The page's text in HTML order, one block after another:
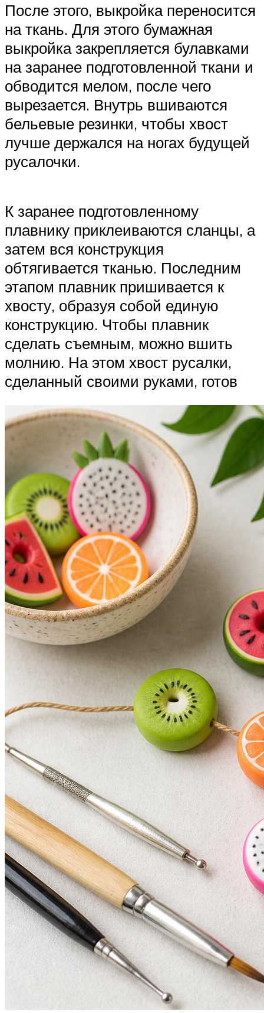
После этого, выкройка переносится
на ткань. Для этого бумажная
выкройка закрепляется булавками
на заранее подготовленной ткани и
обводится мелом, после чего
вырезается. Внутрь вшиваются
бельевые резинки, чтобы хвост
лучше держался на ногах будущей
русалочки.
К заранее подготовленному
плавнику приклеиваются сланцы, а
затем вся конструкция
обтягивается тканью. Последним
этапом плавник пришивается к
хвосту, образуя собой единую
конструкцию. Чтобы плавник
сделать съемным, можно вшить
молнию. На этом хвост русалки,
сделанный своими руками, готов